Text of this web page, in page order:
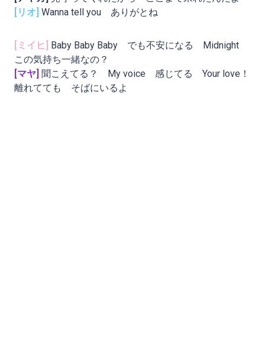
[リオ] Wanna tell you ありがとね
[ミイヒ] Baby Baby Baby でも不安になる Midnight
この気持ち一緒なの？
[マヤ] 聞こえてる？ My voice 感じてる Your love！
離れてても そばにいるよ